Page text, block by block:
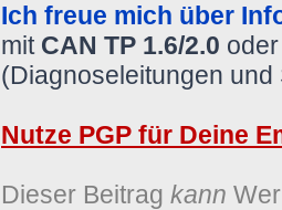
Ich freue mich über
mit CAN TP 1.6/2.0
(Diagnoseleitungen
Nutze PGP für Deine
Dieser Beitrag kann